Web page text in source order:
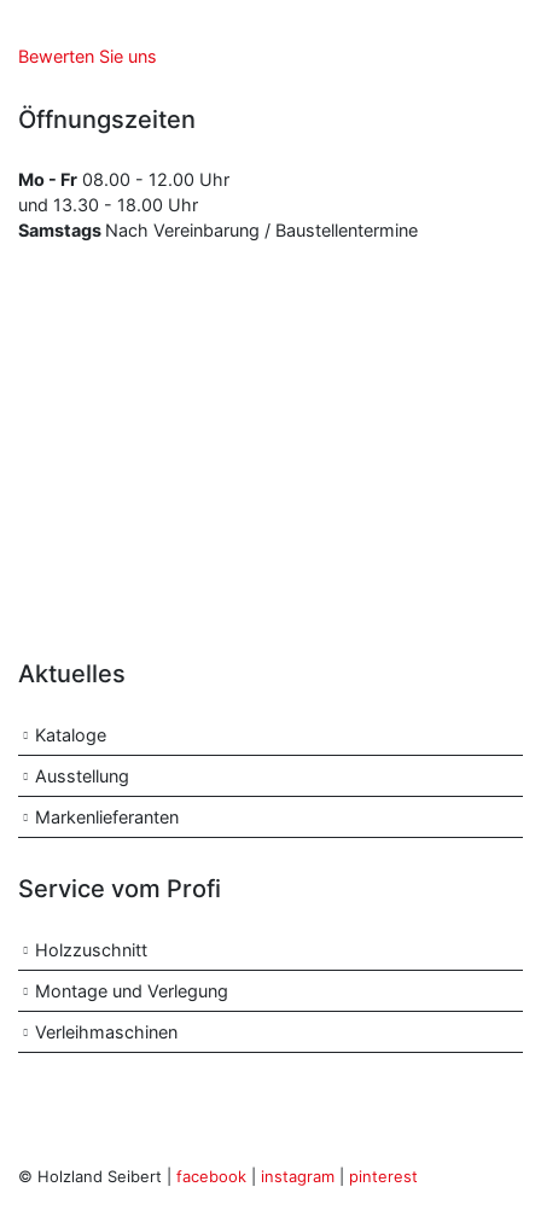
Bewerten Sie uns
Öffnungszeiten
Mo - Fr 08.00 - 12.00 Uhr
und 13.30 - 18.00 Uhr
Samstags Nach Vereinbarung / Baustellentermine
Aktuelles
Kataloge
Ausstellung
Markenlieferanten
Service vom Profi
Holzzuschnitt
Montage und Verlegung
Verleihmaschinen
© Holzland Seibert | facebook instagram pinterest